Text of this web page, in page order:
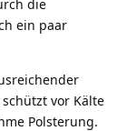
die
ein paar
vor Kälte
Polsterung.